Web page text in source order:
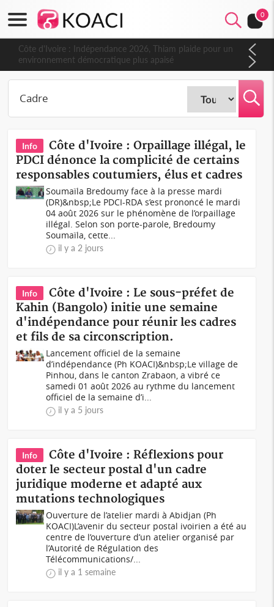
0
Côte d'Ivoire : Indépendance 2026, Thiam plaide pour un
environnement démocratique plus apaisé
Info
Côte d'Ivoire : Orpaillage illégal, le
PDCI dénonce la complicité de certains
responsables coutumiers, élus et cadres
Soumaïla Bredoumy face à la presse mardi
(DR)&nbsp;Le PDCI-RDA s’est prononcé le mardi
04 août 2026 sur le phénomène de l’orpaillage
illégal. Selon son porte-parole, Bredoumy
Soumaïla, cette...
il y a 2 jours
Info
Côte d'Ivoire : Le sous-préfet de
Kahin (Bangolo) initie une semaine
d'indépendance pour réunir les cadres
et fils de sa circonscription.
Lancement officiel de la semaine
d’indépendance (Ph KOACI)&nbsp;Le village de
Pinhou, dans le canton Zrabaon, a vibré ce
samedi 01 août 2026 au rythme du lancement
officiel de la semaine d’i...
il y a 5 jours
Info
Côte d'Ivoire : Réflexions pour
doter le secteur postal d'un cadre
juridique moderne et adapté aux
mutations technologiques
Ouverture de l’atelier mardi à Abidjan (Ph
KOACI)L’avenir du secteur postal ivoirien a été au
centre de l’ouverture d’un atelier organisé par
l’Autorité de Régulation des
Télécommunications/...
il y a 1 semaine